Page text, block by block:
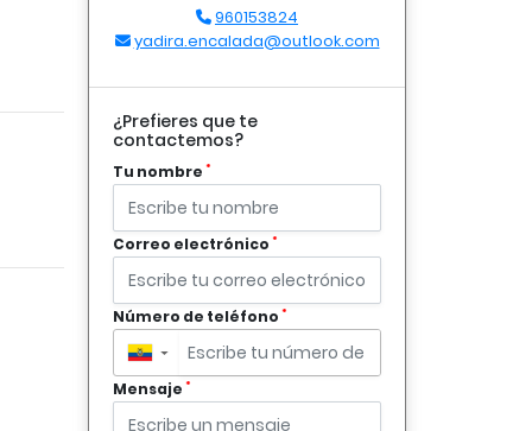
960153824
yadira.encalada@outlook.com
¿Prefieres que te
contactemos?
Tu nombre *
Correo electrónico *
Número de teléfono *
▼
Mensaje *